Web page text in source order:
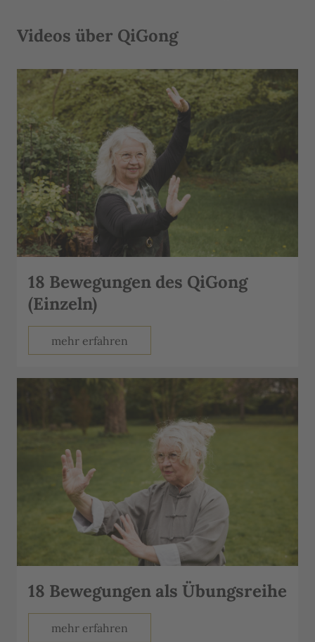
Videos über QiGong
18 Bewegungen des QiGong
(Einzeln)
mehr erfahren
18 Bewegungen als Übungsreihe
mehr erfahren